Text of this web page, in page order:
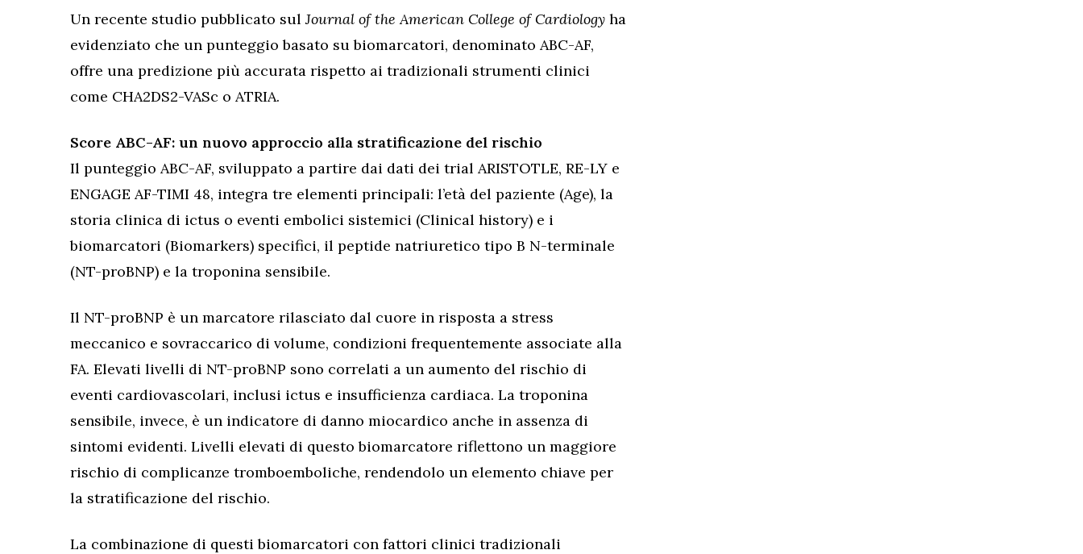
Un recente studio pubblicato sulJournal of the American College of Cardiology ha
evidenziato che un punteggio basato su biomarcatori, denominato ABC-AF,
offre una predizione più accurata rispetto ai tradizionali strumenti clinici
come CHA2DS2-VASc o ATRIA.
Score ABC-AF: un nuovo approccio alla stratificazione del rischio
Il punteggio ABC-AF, sviluppato a partire dai dati dei trial ARISTOTLE, RE-LY e
ENGAGE AF-TIMI 48, integra tre elementi principali: l’età del paziente (Age), la
storia clinica di ictus o eventi embolici sistemici (Clinical history) e i
biomarcatori (Biomarkers) specifici, il peptide natriuretico tipo B N-terminale
(NT-proBNP) e la troponina sensibile.
Il NT-proBNP è un marcatore rilasciato dal cuore in risposta a stress
meccanico e sovraccarico di volume, condizioni frequentemente associate alla
FA. Elevati livelli di NT-proBNP sono correlati a un aumento del rischio di
eventi cardiovascolari, inclusi ictus e insufficienza cardiaca. La troponina
sensibile, invece, è un indicatore di danno miocardico anche in assenza di
sintomi evidenti. Livelli elevati di questo biomarcatore riflettono un maggiore
rischio di complicanze tromboemboliche, rendendolo un elemento chiave per
la stratificazione del rischio.
La combinazione di questi biomarcatori con fattori clinici tradizionali